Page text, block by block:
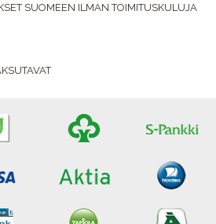
SUOMEEN ILMAN TOIMITUSKULUJA